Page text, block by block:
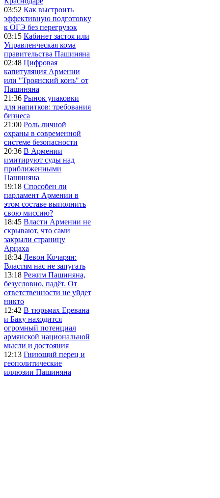
03:52 Как выстроить
эффективную подготовку
к ОГЭ без перегрузок
03:15 Кабинет застоя или
Управленческая кома
правительства Пашиняна
02:48 Цифровая
капитуляция Армении
или "Троянский конь" от
Пашиняна
21:36 Рынок упаковки
для напитков: требования
бизнеса
21:00 Роль личной
охраны в современной
системе безопасности
20:36 В Армении
имитируют суды над
приближенными
Пашиняна
19:18 Способен ли
парламент Армении в
этом составе выполнить
свою миссию?
18:45 Власти Армении не
скрывают, что сами
закрыли страницу
Арцаха
18:34 Левон Кочарян:
Властям нас не запугать
13:18 Режим Пашиняна,
безусловно, падёт. От
ответственности не уйдет
никто
12:42 В тюрьмах Еревана
и Баку находится
огромный потенциал
армянской национальной
мысли и достояния
12:13 Гниющий перец и
геополитические
иллюзии Пашиняна